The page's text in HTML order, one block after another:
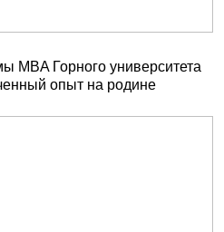
MBA Горного университета
опыт на родине